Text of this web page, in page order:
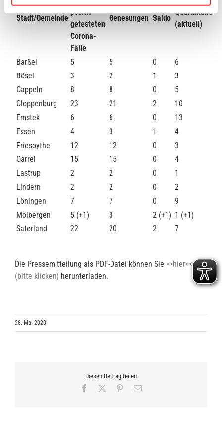
Stadt/Gemeinde
positiv
getesteten
Corona-
Fälle
Genesungen Saldo
Quarantäne
(aktuell)
Barßel 5 5 0
6
Bösel
3 2 1
3
Cappeln
8 8 0
5
Cloppenburg
23 21 2
10
Emstek
6 6 0
13
Essen
4 3 1
4
Friesoythe
12 12 0
3
Garrel
15 15 0
4
Lastrup
2 2 0
1
Lindern
2 2 0
2
Löningen
7 7 0
9
Molbergen
5 (+1) 3 2 (+1) 1 (+1)
Saterland
22 20 2 7
Die Pressemitteilung als PDF-Datei können Sie >>hier<<
(bitte klicken) herunterladen.
28. Mai 2020
Diesen Beitrag teilen
Facebook Pinterest
E-